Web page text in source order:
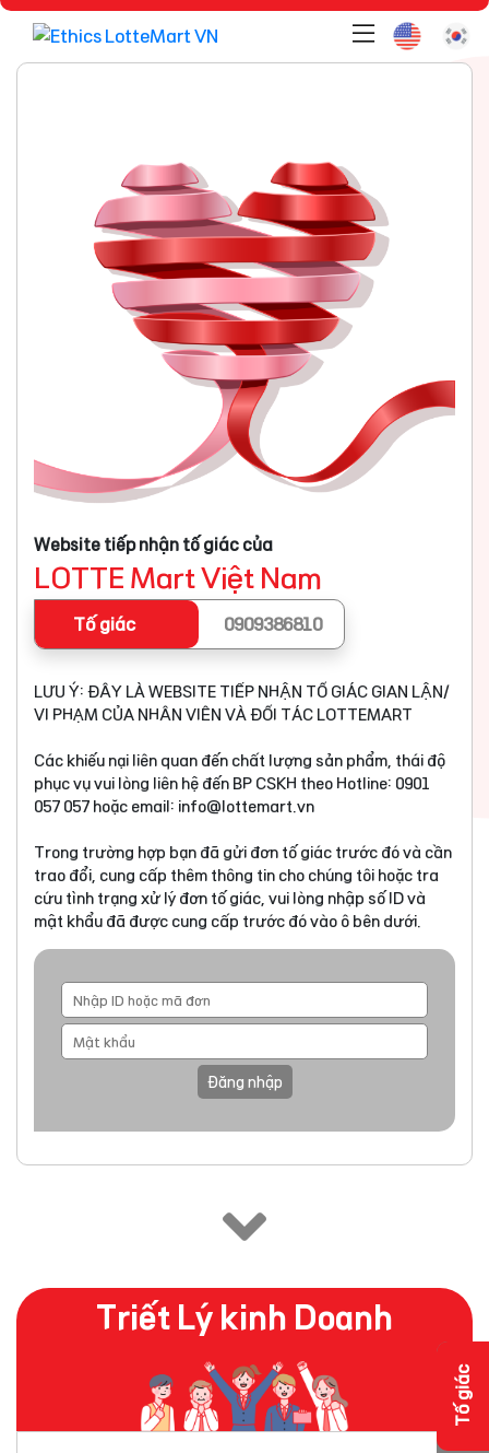
Website tiếp nhận tố giác của
LOTTE Mart Việt Nam
Tố giác 0909386810
LƯU Ý: ĐÂY LÀ WEBSITE TIẾP NHẬN TỐ GIÁC GIAN LẬN/
VI PHẠM CỦA NHÂN VIÊN VÀ ĐỐI TÁC LOTTEMART
Các khiếu nại liên quan đến chất lượng sản phẩm, thái độ
phục vụ vui lòng liên hệ đến BP CSKH theo Hotline: 0901
057 057 hoặc email: info@lottemart.vn
Trong trường hợp bạn đã gửi đơn tố giác trước đó và cần
trao đổi, cung cấp thêm thông tin cho chúng tôi hoặc tra
cứu tình trạng xử lý đơn tố giác, vui lòng nhập số ID và
mật khẩu đã được cung cấp trước đó vào ô bên dưới.
Đăng nhập
Triết Lý kinh Doanh
Tố giác